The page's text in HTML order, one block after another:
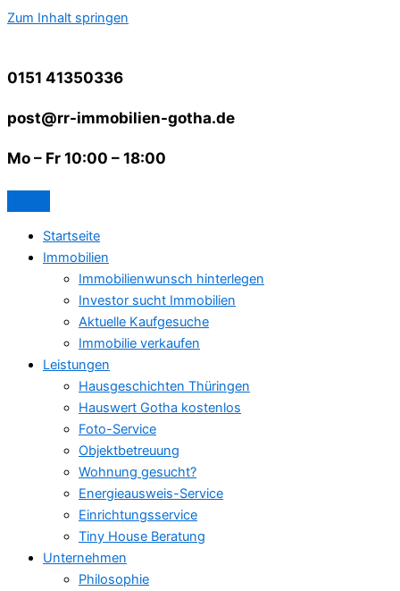
Zum Inhalt springen
0151 41350336
post@rr-immobilien-gotha.de
Mo – Fr 10:00 – 18:00
Startseite
Immobilien
Immobilienwunsch hinterlegen
Investor sucht Immobilien
Aktuelle Kaufgesuche
Immobilie verkaufen
Leistungen
Hausgeschichten Thüringen
Hauswert Gotha kostenlos
Foto-Service
Objektbetreuung
Wohnung gesucht?
Energieausweis-Service
Einrichtungsservice
Tiny House Beratung
Unternehmen
Philosophie